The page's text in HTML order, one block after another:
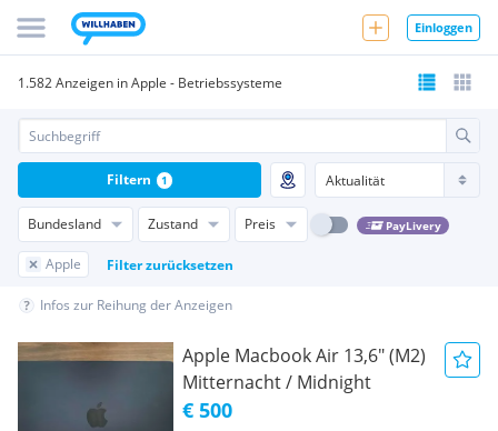
Einloggen
1.582 Anzeigen in Apple - Betriebssysteme
Bundesland Zustand Preis PayLivery
Apple Filter zurücksetzen
Filtern 1
Infos zur Reihung der Anzeigen
Apple Macbook Air 13,6" (M2)
Mitternacht / Midnight
€ 500